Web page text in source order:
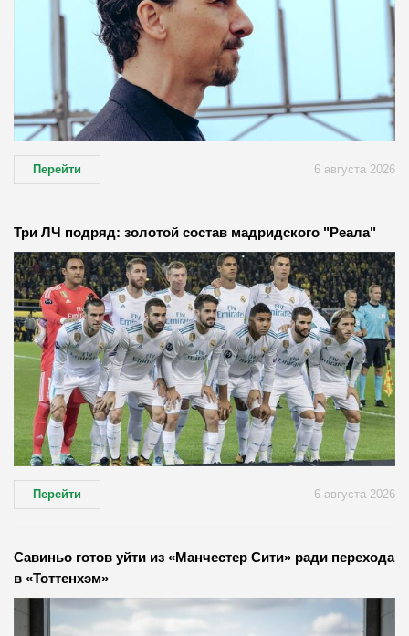
Перейти 6 августа 2026
Три ЛЧ подряд: золотой состав мадридского "Реала"
Перейти 6 августа 2026
Савиньо готов уйти из «Манчестер Сити» ради перехода
в «Тоттенхэм»